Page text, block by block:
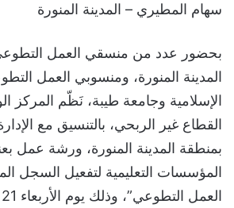
سهام المطيري – المدينة المنورة
بحضور عدد من منسقي العمل
المدينة المنورة، ومنسوبي العمل
الإسلامية وجامعة طيبة، نَظّم المركز
القطاع غير الربحي، بالتنسيق مع
بمنطقة المدينة المنورة، ورشة عمل
المؤسسات التعليمية لتفعيل السجل